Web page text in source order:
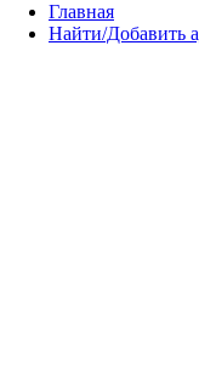
Главная
Найти/Добавить